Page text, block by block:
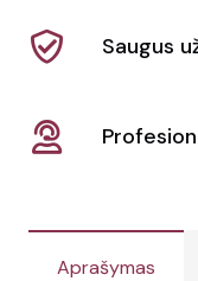
Saugus
Aprašymas